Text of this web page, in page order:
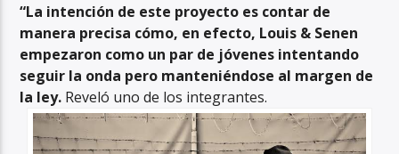
“La intención de este proyecto es contar de
manera precisa cómo, en efecto, Louis & Senen
empezaron como un par de jóvenes intentando
seguir la onda pero manteniéndose al margen de
la ley. Reveló uno de los integrantes.